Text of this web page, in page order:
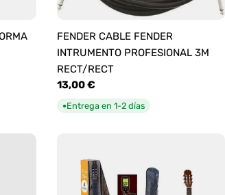
FENDER CABLE FENDER
INTRUMENTO PROFESIONAL 3M
RECT/RECT
Precio
habitual
13,00 €
●Entrega en 1-2 días